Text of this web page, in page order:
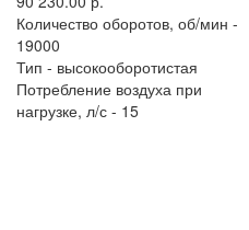
Количество оборотов, об/мин -
19000
Тип - высокооборотистая
Потребление воздуха при
нагрузке, л/с - 15